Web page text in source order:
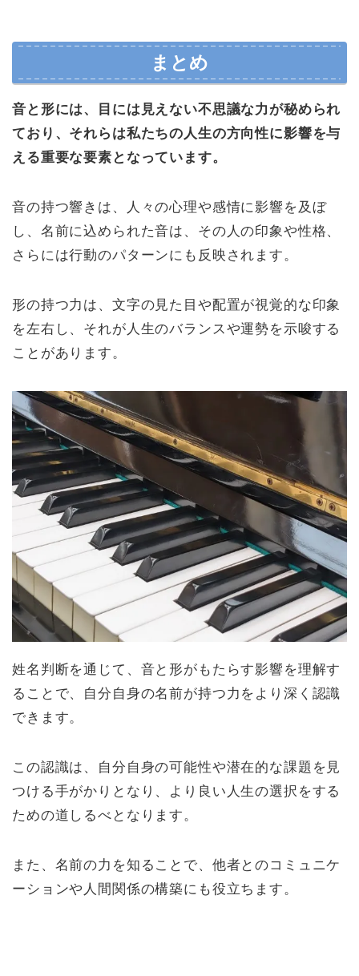
まとめ
音と形には、目には見えない不思議な力が秘められ
ており、それらは私たちの人生の方向性に影響を与
える重要な要素となっています。
音の持つ響きは、人々の心理や感情に影響を及ぼ
し、名前に込められた音は、その人の印象や性格、
さらには行動のパターンにも反映されます。
形の持つ力は、文字の見た目や配置が視覚的な印象
を左右し、それが人生のバランスや運勢を示唆する
ことがあります。
姓名判断を通じて、音と形がもたらす影響を理解す
ることで、自分自身の名前が持つ力をより深く認識
できます。
この認識は、自分自身の可能性や潜在的な課題を見
つける手がかりとなり、より良い人生の選択をする
ための道しるべとなります。
また、名前の力を知ることで、他者とのコミュニケ
ーションや人間関係の構築にも役立ちます。